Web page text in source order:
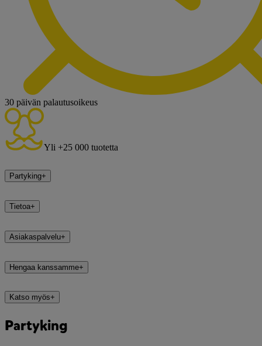
30 päivän palautusoikeus
Yli +25 000 tuotetta
Partyking+
Tietoa+
Asiakaspalvelu+
Hengaa kanssamme+
Katso myös+
Partyking